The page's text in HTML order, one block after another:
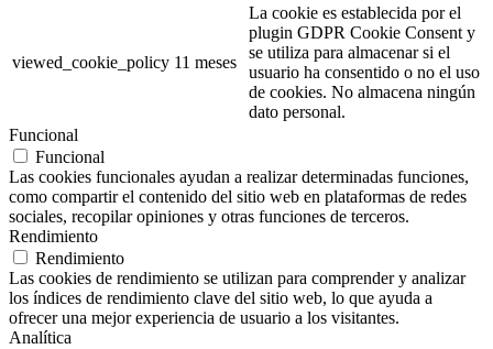
viewed_cookie_policy 11 meses
La cookie es establecida por el
plugin GDPR Cookie Consent y
se utiliza para almacenar si el
usuario ha consentido o no el uso
de cookies. No almacena ningún
dato personal.
Funcional
Funcional
Las cookies funcionales ayudan a realizar determinadas funciones,
como compartir el contenido del sitio web en plataformas de redes
sociales, recopilar opiniones y otras funciones de terceros.
Rendimiento
Rendimiento
Las cookies de rendimiento se utilizan para comprender y analizar
los índices de rendimiento clave del sitio web, lo que ayuda a
ofrecer una mejor experiencia de usuario a los visitantes.
Analítica